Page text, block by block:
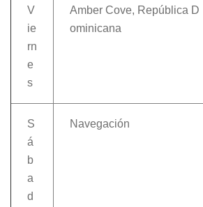
V
ie
rn
e
s
Amber Cove, República D
ominicana
S
á
b
a
d
Navegación